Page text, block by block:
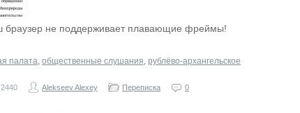
браузер не поддерживает плавающие фреймы!
палата, общественные слушания, рублёво-архангельское
2440 Alekseev Alexey Переписка 0